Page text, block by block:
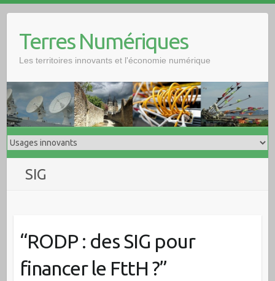
Terres Numériques
Les territoires innovants et l'économie numérique
SIG
“RODP : des SIG pour
financer le FttH ?”